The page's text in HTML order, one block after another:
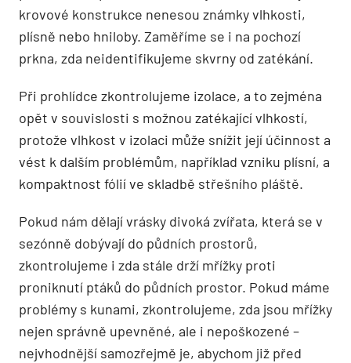
krovové konstrukce nenesou známky vlhkosti,
plísně nebo hniloby. Zaměříme se i na pochozí
prkna, zda neidentifikujeme skvrny od zatékání.
Při prohlídce zkontrolujeme izolace, a to zejména
opět v souvislosti s možnou zatékající vlhkostí,
protože vlhkost v izolaci může snížit její účinnost a
vést k dalším problémům, například vzniku plísní, a
kompaktnost fólií ve skladbě střešního pláště.
Pokud nám dělají vrásky divoká zvířata, která se v
sezónně dobývají do půdních prostorů,
zkontrolujeme i zda stále drží mřížky proti
proniknutí ptáků do půdních prostor. Pokud máme
problémy s kunami, zkontrolujeme, zda jsou mřížky
nejen správně upevněné, ale i nepoškozené –
nejvhodnější samozřejmě je, abychom již před